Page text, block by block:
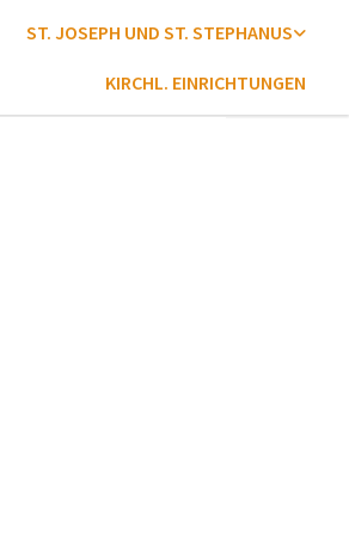
ST. JOSEPH UND ST. STEPHANUS
KIRCHL. EINRICHTUNGEN